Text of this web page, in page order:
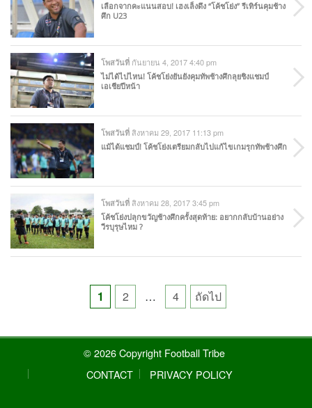
เลือกจากคะแนนสอบ! เฮงเล็งดึง “โค้ชโย่ง” รีเทิร์นคุมช้าง
ศึก U23
โพสวันที่ กันยายน 4, 2017 4:40 pm
ไม่ได้ไปไหน! โค้ชโย่งยันยังคุมทัพช้างศึกลุยชิงแชมป์
เอเชียปีหน้า
โพสวันที่ สิงหาคม 29, 2017 11:13 pm
แม้ได้แชมป์! โค้ชโย่งเตรียมกลับไปแก้ไขเกมรุกทัพช้างศึก
โพสวันที่ สิงหาคม 28, 2017 3:45 pm
โค้ชโย่งปลุกขวัญช้างศึกครั้งสุดท้าย: อยากกลับบ้านอย่าง
วีรบุรุษไหม ?
Posts
pagination
1 2 … 4 ถัดไป
© 2026 Copyright Football Tribe
CONTACT
PRIVACY POLICY